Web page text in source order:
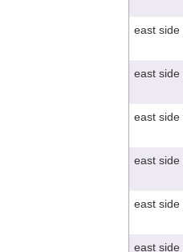
east side
east side
east side
east side
east side
east side